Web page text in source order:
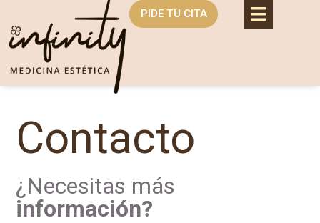
PIDE TU CITA
Contacto
¿Necesitas más
información?